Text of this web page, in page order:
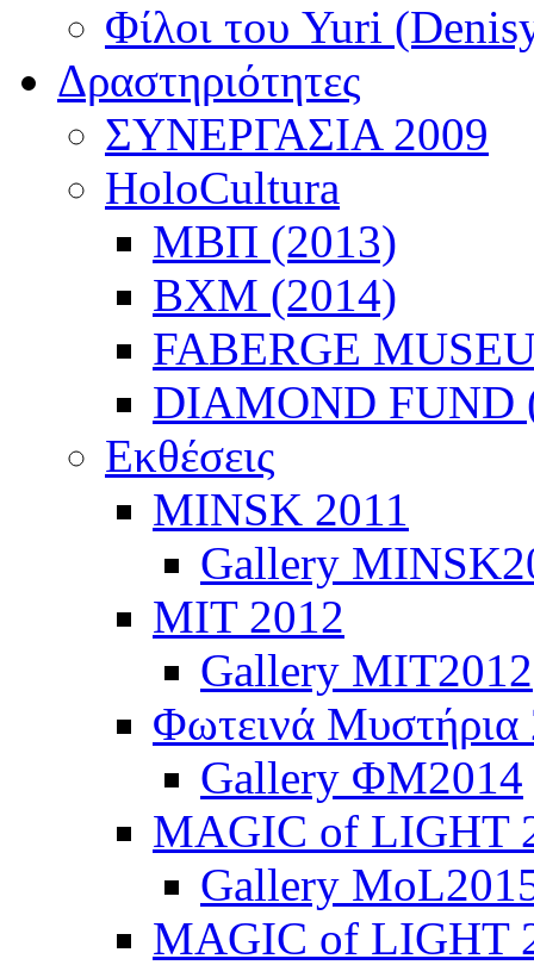
Φίλοι του Yuri
Δραστηριότητες
ΣΥΝΕΡΓΑΣΙΑ 2009
HoloCultura
ΜΒΠ (2013)
ΒΧΜ (2014)
FABERGE
DIAMOND FUND
Εκθέσεις
ΜINSK 2011
Gallery
ΜIT 2012
Gallery MIT2012
Φωτεινά Μυστήρια
Gallery ΦΜ2014
MAGIC of LIGHT
Gallery
MAGIC of LIGHT